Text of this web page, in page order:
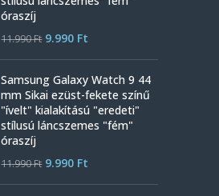
óraszíj
11.990Ft 9.990 Ft
Samsung Galaxy Watch 9 44
mm Sikai ezüst-fekete színű
"ívelt" kialakítású "eredeti"
stílusú láncszemes "fém"
óraszíj
11.990Ft 9.990 Ft